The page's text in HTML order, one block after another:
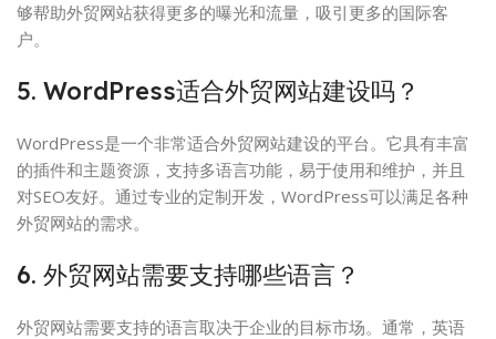
够帮助外贸网站获得更多的曝光和流量，吸引更多的国际客
户。
5. WordPress适合外贸网站建设吗？
WordPress是一个非常适合外贸网站建设的平台。它具有丰富
的插件和主题资源，支持多语言功能，易于使用和维护，并且
对SEO友好。通过专业的定制开发，WordPress可以满足各种
外贸网站的需求。
6. 外贸网站需要支持哪些语言？
外贸网站需要支持的语言取决于企业的目标市场。通常，英语